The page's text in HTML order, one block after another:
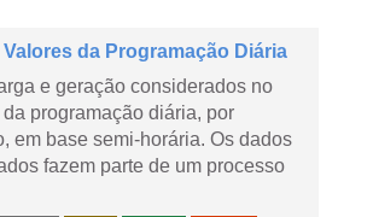
da Programação Diária
e geração considerados no
programação diária, por
em base semi-horária. Os dados
fazem parte de um processo